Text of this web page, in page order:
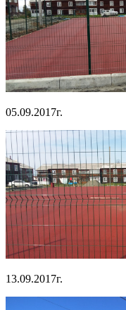
05.09.2017г.
13.09.2017г.